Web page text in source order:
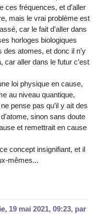
ces fréquences, et d’aller
mais le vrai problème est
car le fait d’aller dans
horloges biologiques
atomes, et donc il n’y
car aller dans le futur c’est
loi physique en cause,
au niveau quantique,
pense pas qu’il y ait des
sinon sans doute
et remettrait en cause
concept insignifiant, et il
mêmes...
19 mai 2021, 09:23, par